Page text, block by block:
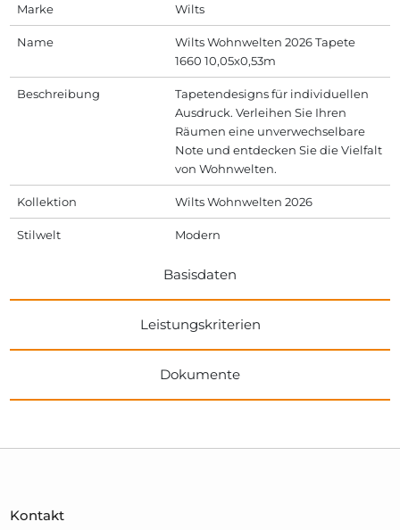
Marke Wilts
Name
Wilts Wohnwelten 2026 Tapete
1660 10,05x0,53m
Beschreibung
Tapetendesigns für individuellen
Ausdruck. Verleihen Sie Ihren
Räumen eine unverwechselbare
Note und entdecken Sie die Vielfalt
von Wohnwelten.
Kollektion Wilts Wohnwelten 2026
Stilwelt Modern
Basisdaten
Leistungskriterien
Dokumente
Kontakt